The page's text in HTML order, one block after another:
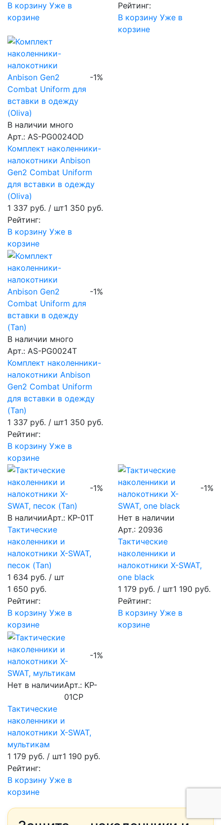
В корзину Уже в
корзине
Рейтинг:
В корзину Уже в
корзине
-1%
В наличии много
Арт.: AS-PG0024OD
Комплект наколенники-
налокотники Anbison
Gen2 Combat Uniform
для вставки в одежду
(Oliva)
1 337 руб. / шт1 350 руб.
Рейтинг:
В корзину Уже в
корзине
-1%
В наличии много
Арт.: AS-PG0024T
Комплект наколенники-
налокотники Anbison
Gen2 Combat Uniform
для вставки в одежду
(Tan)
1 337 руб. / шт1 350 руб.
Рейтинг:
В корзину Уже в
корзине
-1%
В наличииАрт.: KP-01T
Тактические
наколенники и
налокотники X-SWAT,
песок (Tan)
1 634 руб. / шт
1 650 руб.
Рейтинг:
В корзину Уже в
корзине
-1%
Нет в наличии
Арт.: 20936
Тактические
наколенники и
налокотники X-SWAT,
one black
1 179 руб. / шт1 190 руб.
Рейтинг:
В корзину Уже в
корзине
-1%
Нет в наличииАрт.: KP-
01CP
Тактические
наколенники и
налокотники X-SWAT,
мультикам
1 179 руб. / шт1 190 руб.
Рейтинг:
В корзину Уже в
корзине